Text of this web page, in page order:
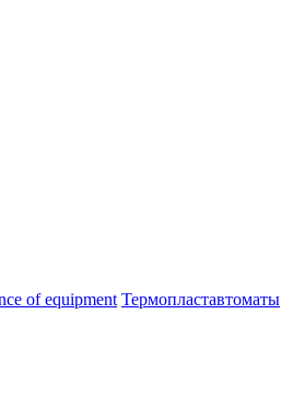
of equipment Термопластавтоматы